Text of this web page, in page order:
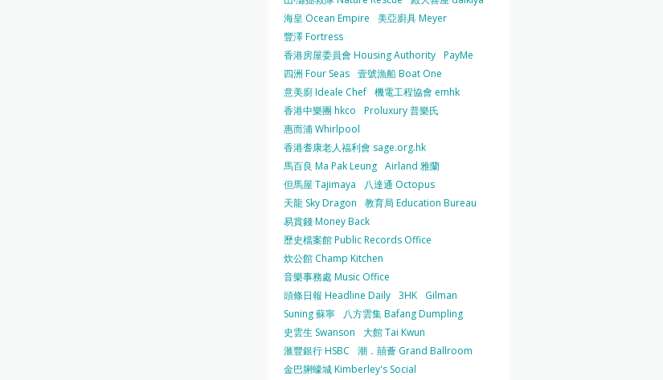
海皇 Ocean Empire
美亞廚具 Meyer
豐澤 Fortress
香港房屋委員會 Housing Authority PayMe
四洲 Four Seas 壹號漁船 Boat One
意美廚 Ideale Chef 機電工程協會 emhk
香港中樂團 hkco
Proluxury 普樂氏
惠而浦 Whirlpool
香港耆康老人福利會 sage.org.hk
馬百良 Ma Pak Leung Airland 雅蘭
但馬屋 Tajimaya
八達通 Octopus
天龍 Sky Dragon
教育局 Education Bureau
易賞錢 Money Back
歷史檔案館 Public Records Office
炊公館 Champ Kitchen
音樂事務處 Music Office
頭條日報 Headline Daily 3HK
Gilman
Suning 蘇寧
八方雲集 Bafang Dumpling
史雲生 Swanson
大館 Tai Kwun
滙豐銀行 HSBC
潮．囍薈 Grand Ballroom
金巴脷蠔城 Kimberley's Social